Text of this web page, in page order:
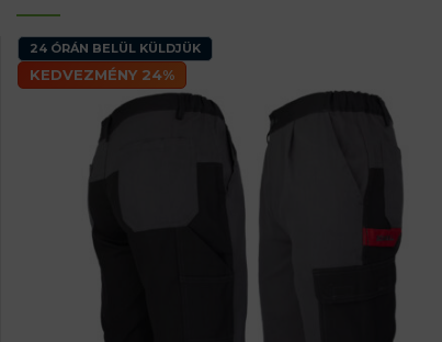
24 ÓRÁN BELÜL KÜLDJÜK
KEDVEZMÉNY 24%